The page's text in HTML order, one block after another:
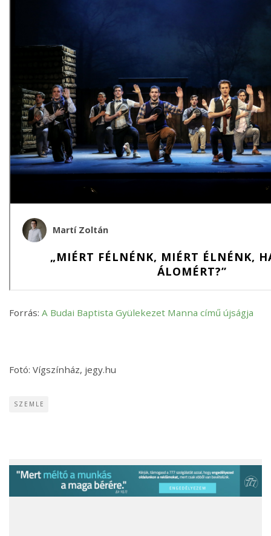
Forrás: A Budai Baptista Gyülekezet Manna című újságja
Fotó: Vígszínház, jegy.hu
SZEMLE